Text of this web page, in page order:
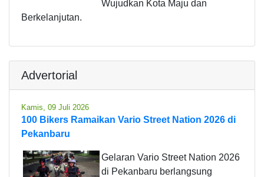
Wujudkan Kota Maju dan
Berkelanjutan.
Advertorial
Kamis, 09 Juli 2026
100 Bikers Ramaikan Vario Street Nation 2026 di
Pekanbaru
Gelaran Vario Street Nation 2026
di Pekanbaru berlangsung